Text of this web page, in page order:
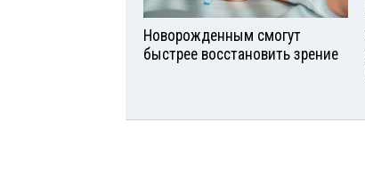
Новорожденным смогут
быстрее восстановить зрение